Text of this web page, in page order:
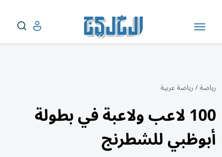
رياضة/رياضة عربية
100 لاعب ولاعبة في بطولة
أبوظبي للشطرنج